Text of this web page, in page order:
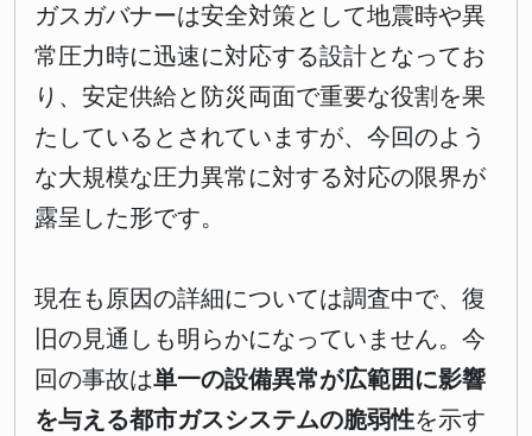
ガスガバナーは安全対策として地震時や異
常圧力時に迅速に対応する設計となってお
り、安定供給と防災両面で重要な役割を果
たしているとされていますが、今回のよう
な大規模な圧力異常に対する対応の限界が
露呈した形です。
現在も原因の詳細については調査中で、復
旧の見通しも明らかになっていません。今
回の事故は単一の設備異常が広範囲に影響
を与える都市ガスシステムの脆弱性を示す